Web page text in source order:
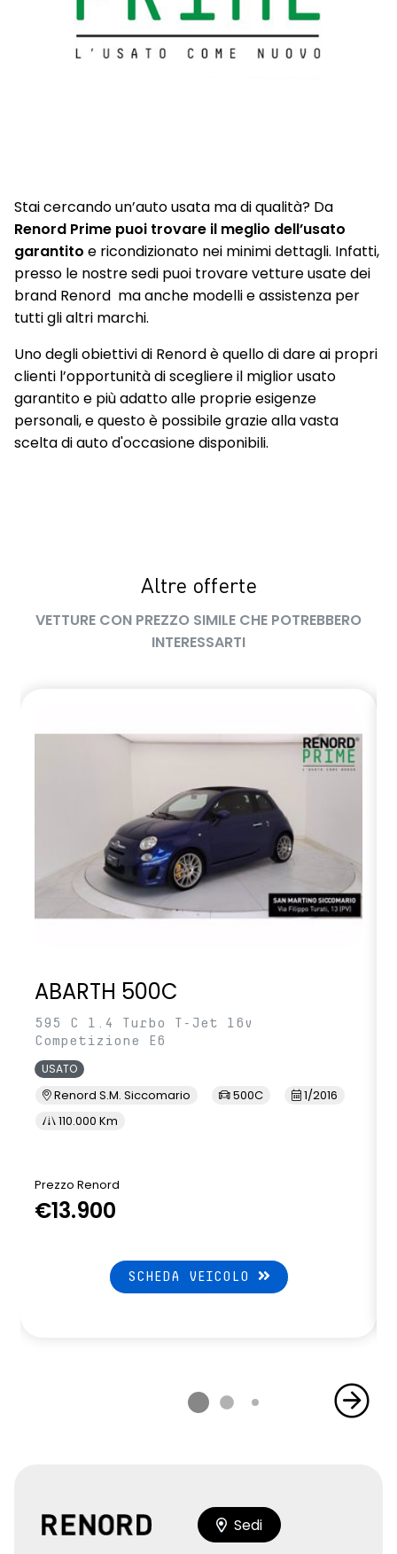
Stai cercando un’auto usata ma di qualità? Da
Renord Prime puoi trovare il meglio dell’usato
garantito e ricondizionato nei minimi dettagli. Infatti,
presso le nostre sedi puoi trovare vetture usate dei
brand Renord ma anche modelli e assistenza per
tutti gli altri marchi.
Uno degli obiettivi di Renord è quello di dare ai propri
clienti l’opportunità di scegliere il miglior usato
garantito e più adatto alle proprie esigenze
personali, e questo è possibile grazie alla vasta
scelta di auto d'occasione disponibili.
Altre offerte
VETTURE CON PREZZO SIMILE CHE POTREBBERO
INTERESSARTI
ABARTH 500C
595 C 1.4 Turbo T-Jet 16v
Competizione E6
USATO
Renord S.M. Siccomario 500C
1/2016
110.000 Km
Prezzo Renord
€13.900
SCHEDA VEICOLO
Sedi